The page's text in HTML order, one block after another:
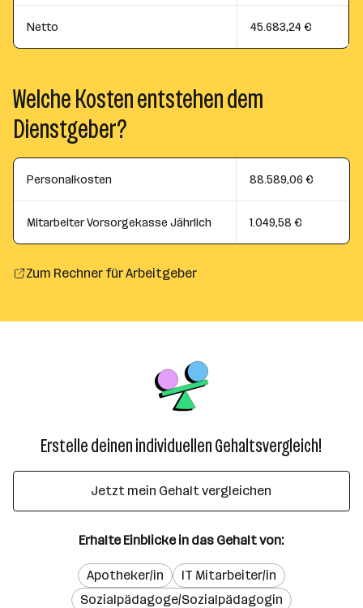
Netto 45.683,24 €
Welche Kosten entstehen dem
Dienstgeber?
Personalkosten 88.589,06 €
Mitarbeiter Vorsorgekasse Jährlich 1.049,58 €
Zum Rechner für Arbeitgeber
Erstelle deinen individuellen Gehaltsvergleich!
Jetzt mein Gehalt vergleichen
Erhalte Einblicke in das Gehalt von:
Apotheker/in
IT Mitarbeiter/in
Sozialpädagoge/Sozialpädagogin